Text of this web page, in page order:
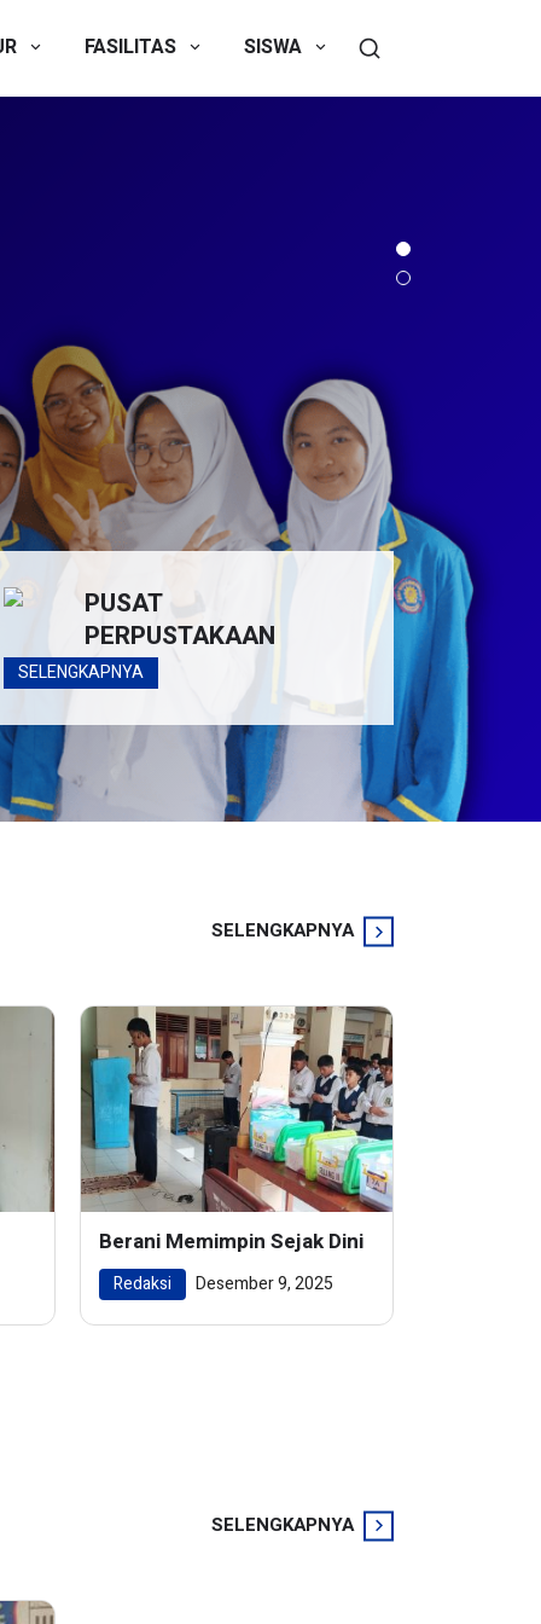
FASILITAS SISWA
PUSAT
PERPUSTAKAAN
SELENGKAPNYA
SELENGKAPNYA
Berani Memimpin Sejak Dini
Redaksi Desember 9, 2025
SELENGKAPNYA